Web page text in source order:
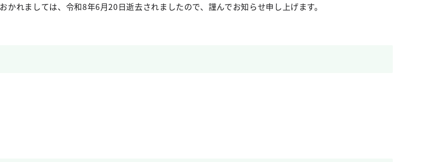
れましては、令和8年6月20日逝去されましたので、謹んでお知らせ申し上げます。